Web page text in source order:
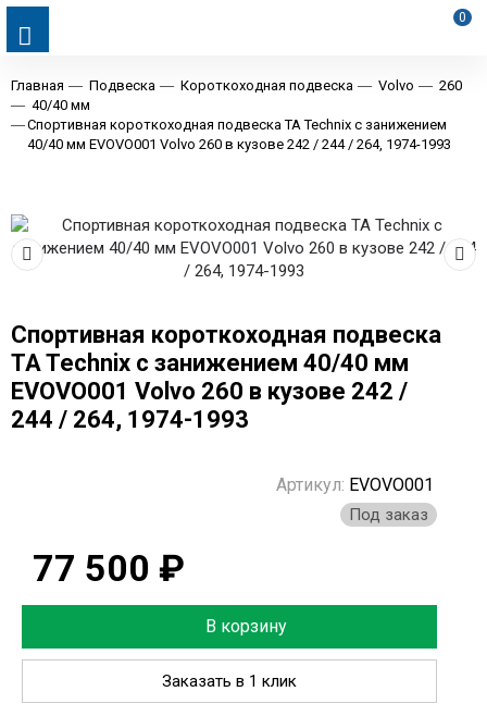
0
Главная Подвеска Короткоходная подвеска Volvo
260
40/40 мм
Спортивная короткоходная подвеска TA Technix с занижением
40/40 мм EVOVO001 Volvo 260 в кузове 242 / 244 / 264, 1974-1993
Спортивная короткоходная подвеска
TA Technix с занижением 40/40 мм
EVOVO001 Volvo 260 в кузове 242 /
244 / 264, 1974-1993
Артикул: EVOVO001
Под заказ
77 500 ₽
В корзину
Заказать в 1 клик